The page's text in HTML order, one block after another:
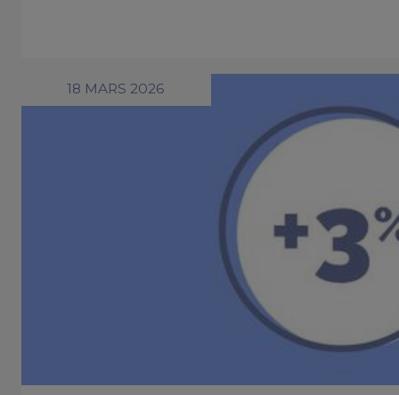
18 MARS 2026